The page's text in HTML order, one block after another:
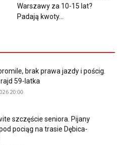
Warszawy za 10-15 lat?
Padają kwoty...
brak prawa jazdy i pościg.
59-latka
20:00
szczęście seniora. Pijany
pociąg na trasie Dębica-